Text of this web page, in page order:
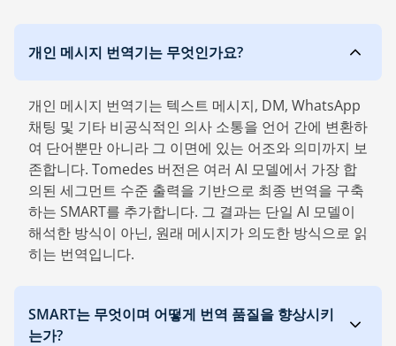
개인 메시지 번역기는 무엇인가요?
개인 메시지 번역기는 텍스트 메시지, DM, WhatsApp
채팅 및 기타 비공식적인 의사 소통을 언어 간에 변환하
여 단어뿐만 아니라 그 이면에 있는 어조와 의미까지 보
존합니다. Tomedes 버전은 여러 AI 모델에서 가장 합
의된 세그먼트 수준 출력을 기반으로 최종 번역을 구축
하는 SMART를 추가합니다. 그 결과는 단일 AI 모델이
해석한 방식이 아닌, 원래 메시지가 의도한 방식으로 읽
히는 번역입니다.
SMART는 무엇이며 어떻게 번역 품질을 향상시키
는가?